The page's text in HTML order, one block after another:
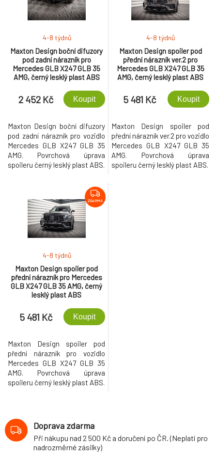
Maxton Design boční difuzory
pod zadní nárazník pro
Mercedes GLB X247 GLB 35
AMG, černý lesklý plast ABS
4-8 týdnů
2 452 Kč Koupit
Maxton Design boční difuzory
pod zadní nárazník pro vozidlo
Mercedes GLB X247 GLB 35
AMG. Povrchová úprava
spoileru černý lesklý plast ABS.
Maxton Design spoiler pod
přední nárazník ver.2 pro
Mercedes GLB X247 GLB 35
AMG, černý lesklý plast ABS
4-8 týdnů
5 481 Kč Koupit
Maxton Design spoiler pod
přední nárazník ver.2 pro vozidlo
Mercedes GLB X247 GLB 35
AMG. Povrchová úprava
spoileru černý lesklý plast ABS.
ZDARMA
Maxton Design spoiler pod
přední nárazník pro Mercedes
GLB X247 GLB 35 AMG, černý
lesklý plast ABS
4-8 týdnů
5 481 Kč Koupit
Maxton Design spoiler pod
přední nárazník pro vozidlo
Mercedes GLB X247 GLB 35
AMG. Povrchová úprava
spoileru černý lesklý plast ABS.
Doprava zdarma
Při nákupu nad 2 500 Kč a doručení po ČR. (Neplatí pro
nadrozměrné zásilky)